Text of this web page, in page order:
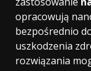
opracowują
bezpośrednio
uszkodzenia
rozwiązania